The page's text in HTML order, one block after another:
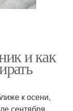
и как
к осени,